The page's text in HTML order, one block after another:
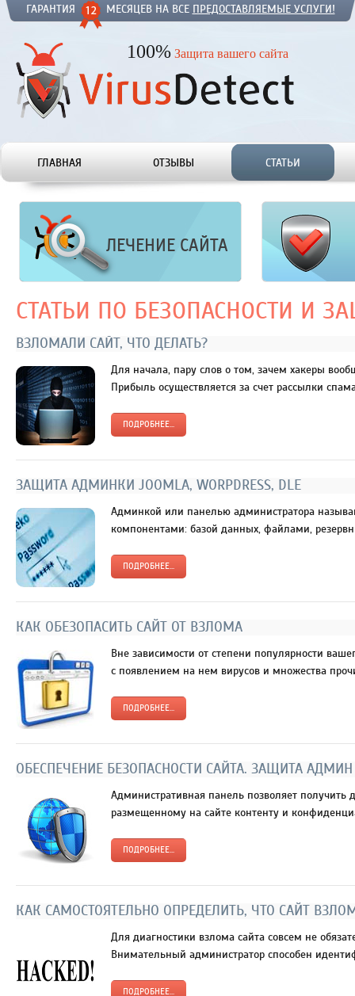
ГАРАНТИЯ МЕСЯЦЕВ НА ВСЕ ПРЕДОСТАВЛЯЕМЫЕ УСЛУГИ!
100% Защита вашего сайта
ГЛАВНАЯ ОТЗЫВЫ СТАТЬИ
ЛЕЧЕНИЕ САЙТА
СТАТЬИ ПО БЕЗОПАСНОСТИ И
ВЗЛОМАЛИ САЙТ, ЧТО ДЕЛАТЬ?
Для начала, пару слов о том, зачем хакеры
Прибыль осуществляется за счет рассылки
ПОДРОБНЕЕ...
ЗАЩИТА АДМИНКИ JOOMLA, WORPDRESS, DLE
Админкой или панелью администратора
компонентами: базой данных, файлами,
ПОДРОБНЕЕ...
КАК ОБЕЗОПАСИТЬ САЙТ ОТ ВЗЛОМА
Вне зависимости от степени популярности
с появлением на нем вирусов и множества
ПОДРОБНЕЕ...
ОБЕСПЕЧЕНИЕ БЕЗОПАСНОСТИ САЙТА. ЗАЩИТА
Административная панель позволяет
размещенному на сайте контенту и
ПОДРОБНЕЕ...
КАК САМОСТОЯТЕЛЬНО ОПРЕДЕЛИТЬ, ЧТО САЙТ
Для диагностики взлома сайта совсем не
Внимательный администратор способен
ПОДРОБНЕЕ...